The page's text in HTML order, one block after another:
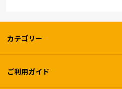
カテゴリー
ご利用ガイド